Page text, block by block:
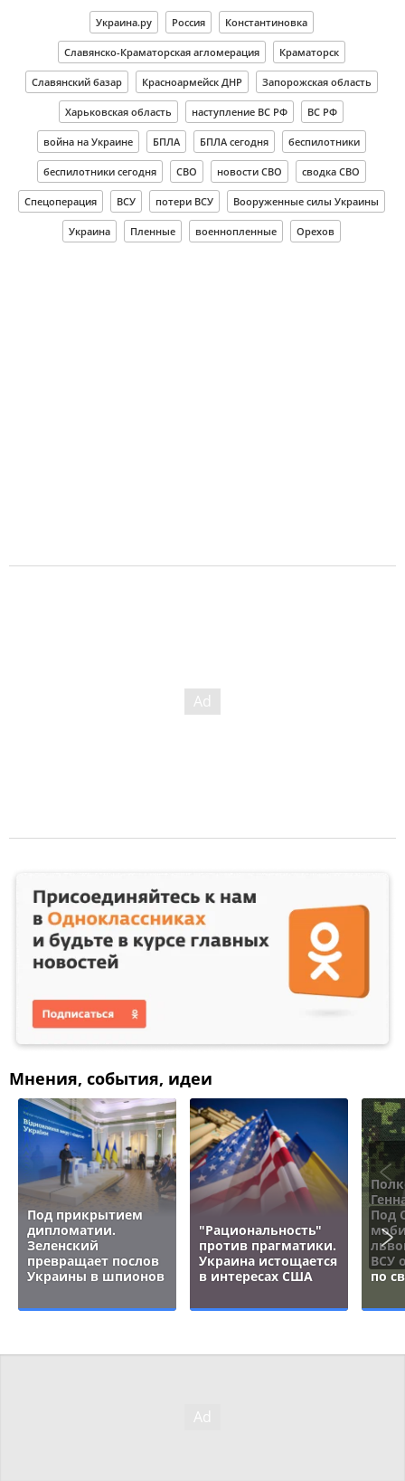
Украина.ру Россия Константиновка
Славянско-Краматорская агломерация Краматорск
Славянский базар Красноармейск ДНР Запорожская область
Харьковская область наступление ВС РФ ВС РФ
война на Украине БПЛА БПЛА сегодня беспилотники
беспилотники сегодня СВО новости СВО сводка СВО
Спецоперация ВСУ потери ВСУ Вооруженные силы Украины
Украина Пленные военнопленные Орехов
Мнения, события, идеи
Под прикрытием
дипломатии.
Зеленский
превращает послов
Украины в шпионов
"Рациональность"
против прагматики.
Украина истощается
в интересах США
Под
ВСУ
по